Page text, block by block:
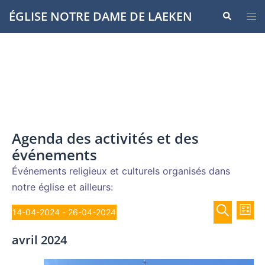
Aller
auÉGLISE NOTRE DAME DE LAEKEN
le
Agenda des activités et des
événements
Événements religieux et culturels organisés dans
notre église et ailleurs:
Évènements
et
de
de
LISTE
14-04-2024 - 26-04-2024
une
avril 2024